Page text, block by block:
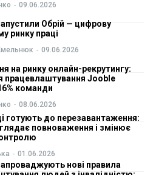
- 09.06.2026
Обрій — цифрову
ринку праці
- 09.06.2026
на ринку онлайн-рекрутингу:
працевлаштування Jooble
команди
- 08.06.2026
готують до перезавантаження:
повноваження і змінює
- 01.06.2026
нові правила